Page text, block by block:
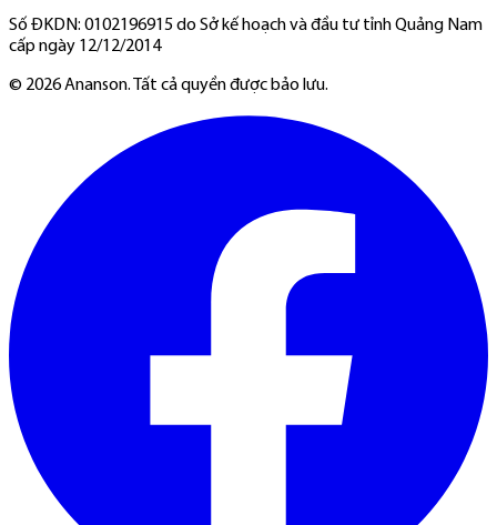
Số ĐKDN: 0102196915 do Sở kế hoạch và đầu tư tỉnh Quảng Nam
cấp ngày 12/12/2014
© 2026Ananson. Tất cả quyền được bảo lưu.